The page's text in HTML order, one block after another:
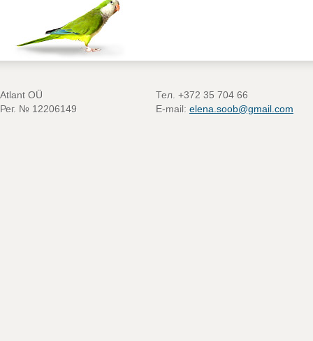
Atlant OÜ
Рег. № 12206149
Тел. +372 35 704 66
E-mail: elena.soob@gmail.com